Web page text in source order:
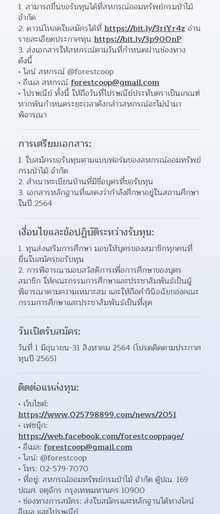
สามารถยื่นขอรับทุนได้ที่สหกรณ์ออมทรัพย์กรมป่าไม้
จำกัด
ดาวน์โหลดใบสมัครได้ที่ https://bit.ly/3riYr4z อ่าน
รายละเอียดประกาศทุน https://bit.ly/3p90OnP
ส่งเอกสารให้สหกรณ์ตามวันที่กำหนดผ่านช่องทาง
ดังนี้
ไลน์ สหกรณ์ @forestcoop
อีเมล สหกรณ์ forestcoop@gmail.com
ไปรษณีย์ ทั้งนี้ ให้ถือวันที่ไปรษณีย์ประทับตราเป็นเกณฑ์
หากพ้นกำหนดระยะเวลาดังกล่าวสหกรณ์จะไม่นำมา
พิจารณา
การเตรียมเอกสาร:
ใบสมัครขอรับทุนตามแบบฟอร์มของสหกรณ์ออมทรัพย์
กรมป่าไม้ จำกัด
สำเนาทะเบียนบ้านที่มีชื่อบุตรที่ขอรับทุน
เอกสารหลักฐานที่แสดงว่ากำลังศึกษาอยู่ในสถานศึกษา
ในปี 2564
เงื่อนไขและข้อปฏิบัติระหว่างรับทุน:
ทุนส่งเสริมการศึกษา มอบให้บุตรของสมาชิกทุกคนที่
ยื่นใบสมัครขอรับทุน
การพิจารณามอบสวัสดิการเพื่อการศึกษาของบุตร
สมาชิก ให้คณะกรรมการศึกษาและประชาสัมพันธ์เป็นผู้
พิจารณาตามความเหมาะสม และให้ถือคำวินิจฉัยของคณะ
กรรมการศึกษาและประชาสัมพันธ์เป็นที่สุด
วันเปิดรับสมัคร:
วันที่ 1 มิถุนายน-31 สิงหาคม 2564 (โปรดติดตามประกาศ
ทุนปี 2565)
ติดต่อแหล่งทุน:
https://www.025798899.com/news/2051
https://web.facebook.com/forestcooppage/
อีเมล: forestcoop@gmail.com
ไลน์: @forestcoop
โทร: 02-579-7070
ที่อยู่: สหกรณ์ออมทรัพย์กรมป่าไม้ จำกัด ตู้ปณ. 169
ปณศ. จตุจักร กรุงเทพมหานคร 10900
ช่องทางการสมัคร: ส่งใบสมัครและหลักฐานได้ทางไลน์